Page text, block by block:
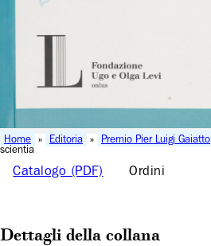
Home » Editoria » Premio Pier Luigi Gaiatto
scientia
Catalogo (PDF) Ordini
Dettagli della collana